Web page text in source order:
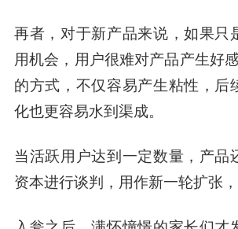
再者，对于新产品来说，如果只
用机会，用户很难对产品产生好
的方式，不仅容易产生粘性，后
化也更容易水到渠成。
当活跃用户达到一定数量，产品
资本进行谈判，用作新一轮扩张，